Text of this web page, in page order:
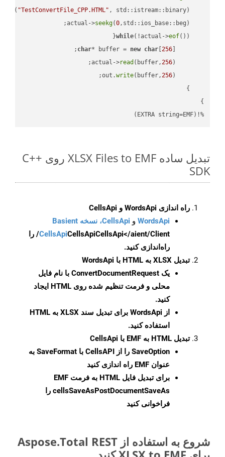
( "TestConvertFile_CPP.HTML" , std::istream::binary)
seekg(0
while(!actual->eof
char* buffer = new char[ 256
read (buffer,256
write(buffer,256
%!(EXTRA string=EMF)
تبدیل ساده XLSX Files to EMF روی C++
SDK
راه اندازی WordsApi و CellsApi
WordsApi و CellsApi، نسخه Basient
CellsApiCellsApi
CellsApi</aient/Client/ را
راه‌اندازی کنید.
تبدیل XLSX به HTML با WordsApi
یک ConvertDocumentRequest با نام فایل
محلی و فرمت تنظیم شده روی HTML ایجاد
کنید.
از WordsApi برای تبدیل سند XLSX به HTML
استفاده کنید.
تبدیل HTML به EMF با CellsApi
SaveOption
را از CellsAPI با SaveFormat به
عنوان EMF راه اندازی کنید
برای تبدیل فایل HTML به فرمت
EMF
cellsSaveAsPostDocumentSaveAs را
فراخوانی کنید
شروع به استفاده از Aspose.Total REST